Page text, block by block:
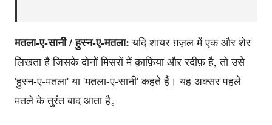
मतला-ए-सानी / हुस्न-ए-मतला: यदि शायर ग़ज़ल में एक और शेर
लिखता है जिसके दोनों मिसरों में क़ाफ़िया और रदीफ़ है, तो उसे
'हुस्न-ए-मतला' या 'मतला-ए-सानी' कहते हैं। यह अक्सर पहले
मतले के तुरंत बाद आता है。